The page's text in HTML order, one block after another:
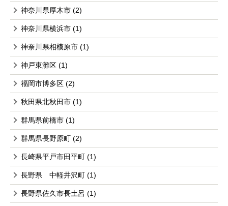
神奈川県厚木市 (2)
神奈川県横浜市 (1)
神奈川県相模原市 (1)
神戸東灘区 (1)
福岡市博多区 (2)
秋田県北秋田市 (1)
群馬県前橋市 (1)
群馬県長野原町 (2)
長崎県平戸市田平町 (1)
長野県 中軽井沢町 (1)
長野県佐久市長土呂 (1)